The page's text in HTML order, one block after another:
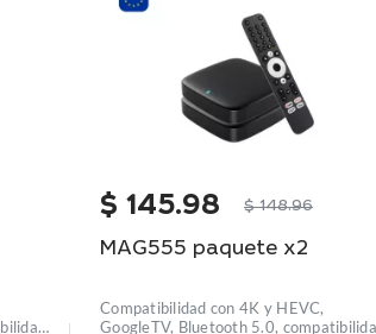
$ 145.98 $148.96
MAG555 paquete x2
Compatibilidad con 4K y HEVC,
GoogleTV, Bluetooth 5.0,